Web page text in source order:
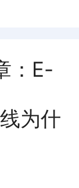
：E-
为什